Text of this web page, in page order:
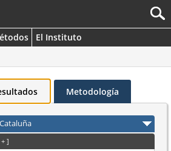
El Instituto
Metodología
+ ]